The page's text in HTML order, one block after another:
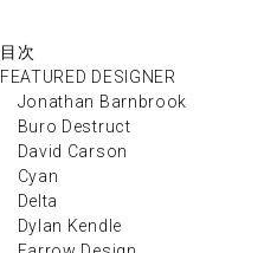
目次
FEATURED DESIGNER
Jonathan Barnbrook
Buro Destruct
David Carson
Cyan
Delta
Dylan Kendle